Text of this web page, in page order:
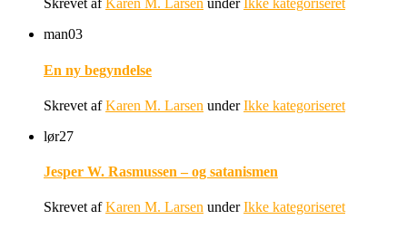
Skrevet afKaren M. Larsen underIkke kategoriseret
man03
En ny begyndelse
Skrevet afKaren M. Larsen underIkke kategoriseret
lør27
Jesper W. Rasmussen – og satanismen
Skrevet afKaren M. Larsen underIkke kategoriseret